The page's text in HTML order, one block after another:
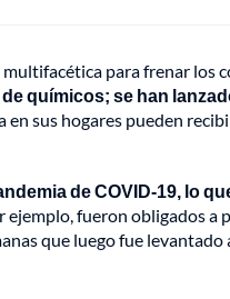
para frenar los
químicos; se han
en sus hogares pueden
de COVID-19, lo
ejemplo, fueron obligados a
que luego fue levantado